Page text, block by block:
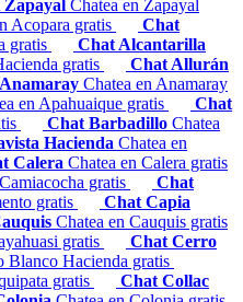
Zapayal Chatea en Zapayal
Acopara gratis
Chat
gratis
Chat Alcantarilla
gratis
Chat Allurán
Chatea en Anamaray
en Apahuaique gratis
Chat
Chat Barbadillo Chatea
Hacienda Chatea en
Calera Chatea en Calera gratis
gratis
Chat
gratis
Chat Capia
Chatea en Cauquis gratis
gratis
Chat Cerro
Blanco Hacienda gratis
gratis
Chat Collac